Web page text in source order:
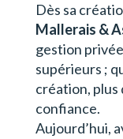
Dès sa
Mallerais &
gestion
supérieurs ;
création, plus
confiance.
Aujourd’hui,